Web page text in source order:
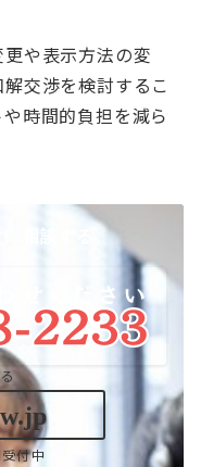
や表示方法の変
交渉を検討するこ
時間的負担を減ら
相談する
付中